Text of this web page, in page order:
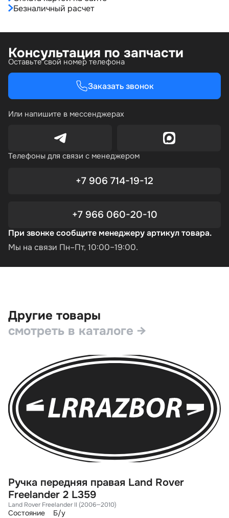
Безналичный расчет
Консультация по запчасти
Оставьте свой номер телефона
Заказать звонок
Или напишите в мессенджерах
Телефоны для связи с менеджером
+7 906 714-19-12
+7 966 060-20-10
При звонке сообщите менеджеру артикул товара.
Мы на связи Пн–Пт, 10:00–19:00.
Другие товары
смотреть в каталоге →
Ручка передняя правая Land Rover
Freelander 2 L359
Land Rover Freelander II (2006—2010)
Состояние
Б/у